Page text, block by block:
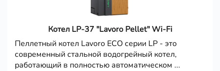
Котел LP-37 "Lavoro Pellet" Wi-Fi
Пеллетный котел Lavoro ECO серии LP - это
современный стальной водогрейный котел,
работающий в полностью автоматическом ...